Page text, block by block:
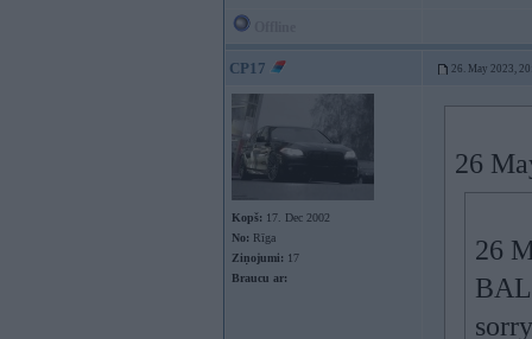
CP17 26. May 2023,
Kopš: 17. Dec 2002
No: Rīga
Ziņojumi: 17
Braucu ar:
26
26